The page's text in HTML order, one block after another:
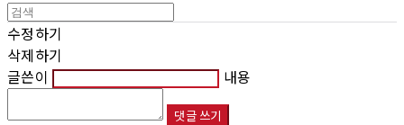
수정하기
삭제하기
글쓴이
내용
댓글 쓰기